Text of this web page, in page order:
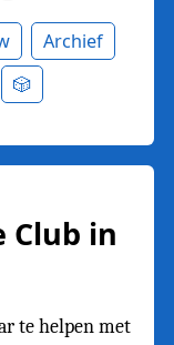
Archief
🎲
Club in
te helpen met